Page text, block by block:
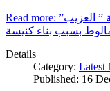
Read more: اعتداءات على أقباط قرية ” العزيب”
بسبب بناء كنيسة
Details
Category: Latest
Published: 16